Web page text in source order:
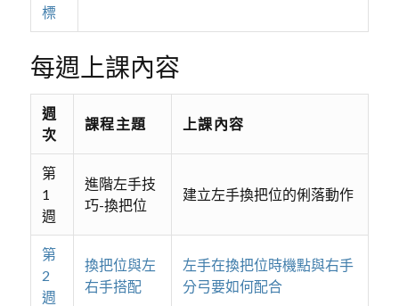
標
每週上課內容
週
次
課程主題 上課內容
第
1
週
進階左手技
巧-換把位
建立左手換把位的俐落動作
第
2
週
換把位與左
右手搭配
左手在換把位時機點與右手
分弓要如何配合